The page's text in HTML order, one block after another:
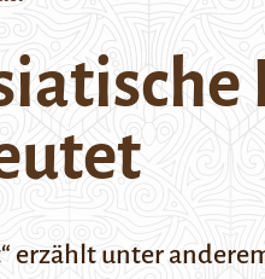
erzählt unter